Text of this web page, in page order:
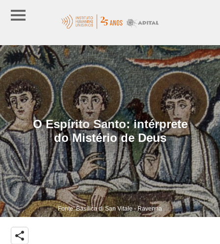
O Espírito Santo: intérprete
do Mistério de Deus
Fonte: Basílica di San Vitale - Ravenna
share